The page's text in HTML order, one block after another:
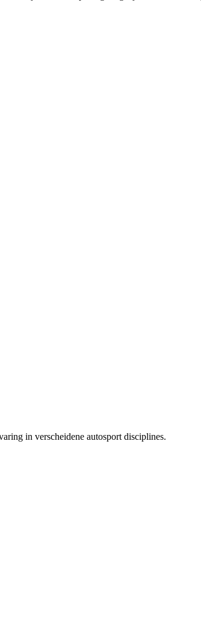
in verscheidene autosport disciplines.